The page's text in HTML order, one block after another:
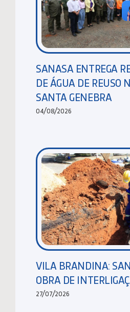
SANASA ENTREGA
DE ÁGUA DE REUSO
SANTA GENEBRA
04/08/2026
VILA BRANDINA:
OBRA DE
27/07/2026